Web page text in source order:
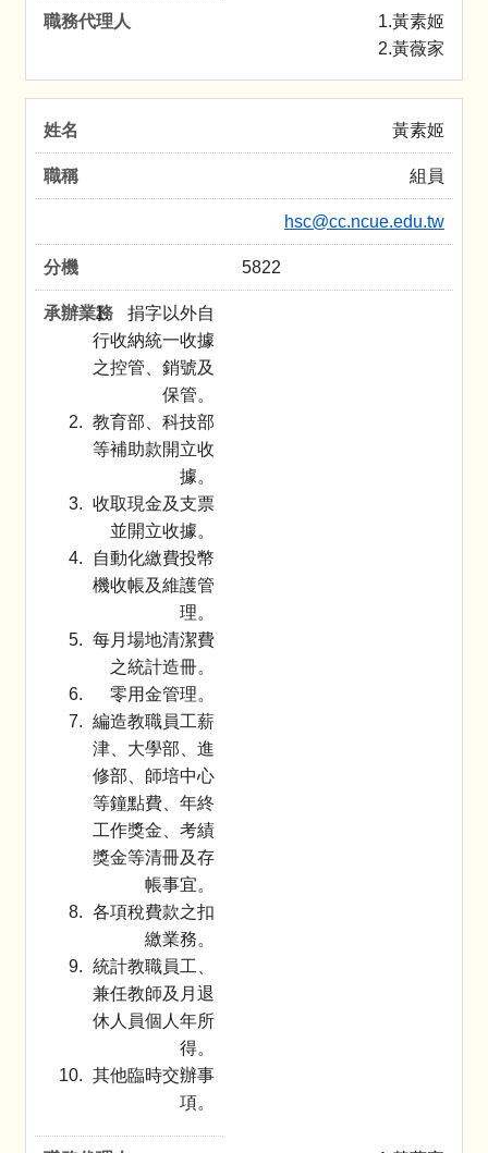
1.黃素姬
2.黃薇家
黃素姬
組員
hsc@cc.ncue.edu.tw
5822
捐字以外自
行收納統一收據
之控管、銷號及
保管。
教育部、科技部
等補助款開立收
據。
收取現金及支票
並開立收據。
自動化繳費投幣
機收帳及維護管
理。
每月場地清潔費
之統計造冊。
零用金管理。
編造教職員工薪
津、大學部、進
修部、師培中心
等鐘點費、年終
工作獎金、考績
獎金等清冊及存
帳事宜。
各項稅費款之扣
繳業務。
統計教職員工、
兼任教師及月退
休人員個人年所
得。
其他臨時交辦事
項。